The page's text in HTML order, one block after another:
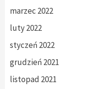
marzec 2022
luty 2022
styczeń 2022
grudzień 2021
listopad 2021